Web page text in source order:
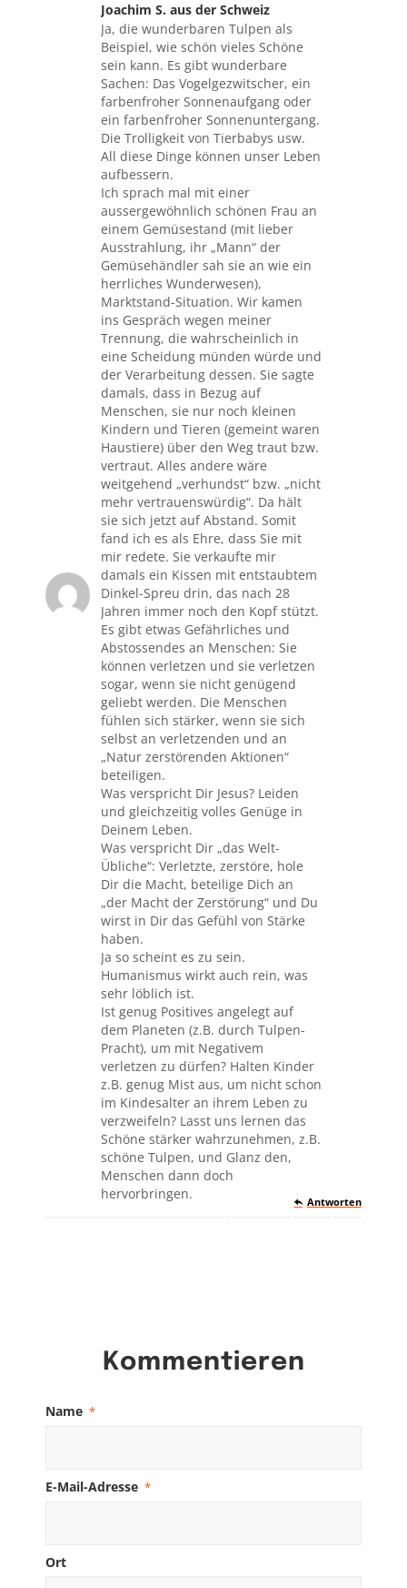
Joachim S. aus der Schweiz
sagte:
Ja, die wunderbaren Tulpen als
Beispiel, wie schön vieles Schöne
sein kann. Es gibt wunderbare
Sachen: Das Vogelgezwitscher, ein
farbenfroher Sonnenaufgang oder
ein farbenfroher Sonnenuntergang.
Die Trolligkeit von Tierbabys usw.
All diese Dinge können unser Leben
aufbessern.
Ich sprach mal mit einer
aussergewöhnlich schönen Frau an
einem Gemüsestand (mit lieber
Ausstrahlung, ihr „Mann“ der
Gemüsehändler sah sie an wie ein
herrliches Wunderwesen),
Marktstand-Situation. Wir kamen
ins Gespräch wegen meiner
Trennung, die wahrscheinlich in
eine Scheidung münden würde und
der Verarbeitung dessen. Sie sagte
damals, dass in Bezug auf
Menschen, sie nur noch kleinen
Kindern und Tieren (gemeint waren
Haustiere) über den Weg traut bzw.
vertraut. Alles andere wäre
weitgehend „verhundst“ bzw. „nicht
mehr vertrauenswürdig“. Da hält
sie sich jetzt auf Abstand. Somit
fand ich es als Ehre, dass Sie mit
mir redete. Sie verkaufte mir
damals ein Kissen mit entstaubtem
Dinkel-Spreu drin, das nach 28
Jahren immer noch den Kopf stützt.
Es gibt etwas Gefährliches und
Abstossendes an Menschen: Sie
können verletzen und sie verletzen
sogar, wenn sie nicht genügend
geliebt werden. Die Menschen
fühlen sich stärker, wenn sie sich
selbst an verletzenden und an
„Natur zerstörenden Aktionen“
beteiligen.
Was verspricht Dir Jesus? Leiden
und gleichzeitig volles Genüge in
Deinem Leben.
Was verspricht Dir „das Welt-
Übliche“: Verletzte, zerstöre, hole
Dir die Macht, beteilige Dich an
„der Macht der Zerstörung“ und Du
wirst in Dir das Gefühl von Stärke
haben.
Ja so scheint es zu sein.
Humanismus wirkt auch rein, was
sehr löblich ist.
Ist genug Positives angelegt auf
dem Planeten (z.B. durch Tulpen-
Pracht), um mit Negativem
verletzen zu dürfen? Halten Kinder
z.B. genug Mist aus, um nicht schon
im Kindesalter an ihrem Leben zu
verzweifeln? Lasst uns lernen das
Schöne stärker wahrzunehmen, z.B.
schöne Tulpen, und Glanz den,
Menschen dann doch
hervorbringen.
Antworten
Kommentieren
Name *
E-Mail-Adresse *
Ort